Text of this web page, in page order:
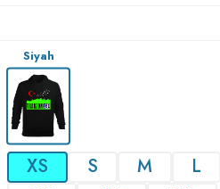
Siyah
XS S M L